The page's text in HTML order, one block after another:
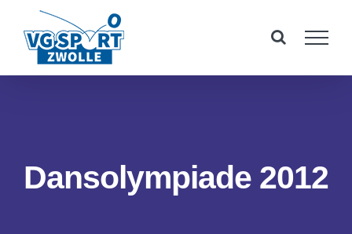
naar
Dansolympiade 2012